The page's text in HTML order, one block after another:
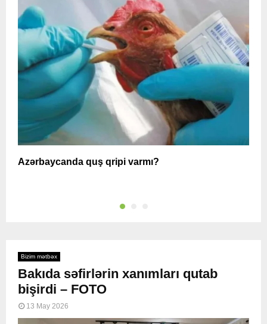
Azərbaycanda quş qripi varmı?
Bizim mətbəx
Bakıda səfirlərin xanımları qutab
bişirdi – FOTO
13 May 2026